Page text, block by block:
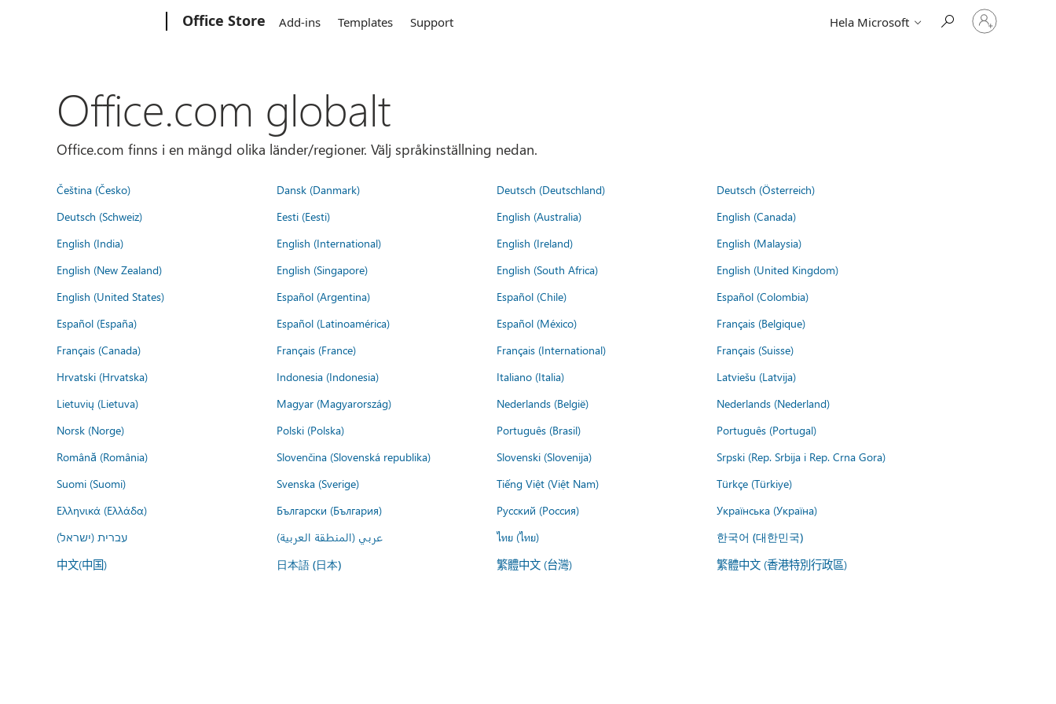
Office Store Add-ins Templates Support Hela Microsoft
Logga
in
Office.com globalt
Office.com finns i en mängd olika länder/regioner. Välj språkinställning nedan.
Čeština (Česko) Dansk (Danmark) Deutsch (Deutschland)
Deutsch (Österreich)
Deutsch (Schweiz)
Eesti (Eesti) English (Australia)
English (Canada)
English (India)
English (International) English (Ireland)
English (Malaysia)
English (New Zealand)
English (Singapore) English (South Africa)
English (United Kingdom)
English (United States)
Español (Argentina) Español (Chile)
Español (Colombia)
Español (España)
Español (Latinoamérica) Español (México)
Français (Belgique)
Français (Canada)
Français (France) Français (International)
Français (Suisse)
Hrvatski (Hrvatska)
Indonesia (Indonesia) Italiano (Italia)
Latviešu (Latvija)
Lietuvių (Lietuva)
Magyar (Magyarország) Nederlands (België)
Nederlands (Nederland)
Norsk (Norge)
Polski (Polska) Português (Brasil)
Português (Portugal)
Română (România)
Slovenčina (Slovenská republika) Slovenski (Slovenija)
Srpski (Rep. Srbija i Rep. Crna Gora)
Suomi (Suomi)
Svenska (Sverige) Tiếng Việt (Việt Nam)
Türkçe (Türkiye)
Ελληνικά (Ελλάδα)
Български (България) Русский (Россия)
Українська (Україна)
עברית (ישראל)
عربي (المنطقة العربية) ไทย (ไทย) 한국어 (대한민국)
中文(中国) 日本語 (日本) 繁體中文 (台灣) 繁體中文 (香港特別行政區)